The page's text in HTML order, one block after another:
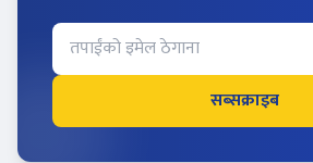
सब्सक्राइब